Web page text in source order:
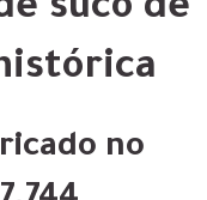
suco de
no